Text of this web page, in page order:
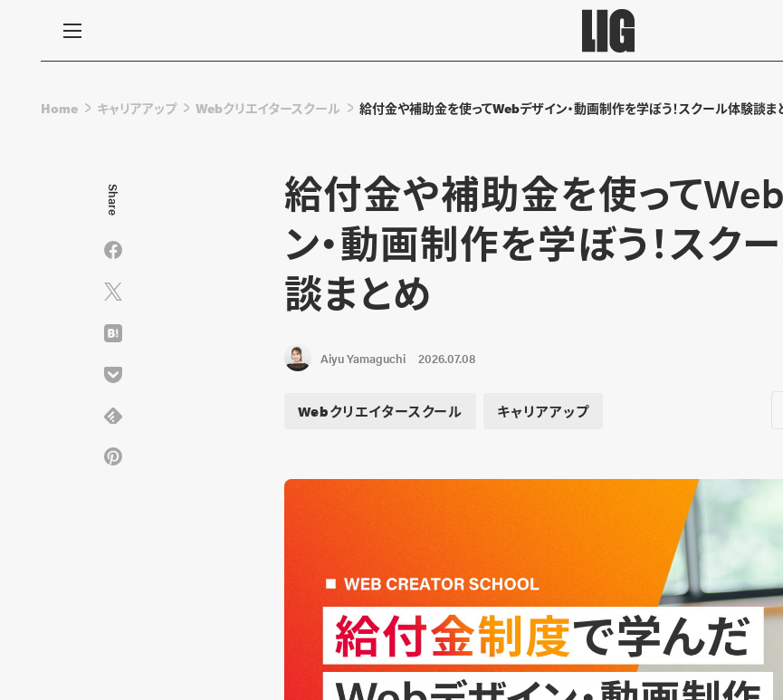
Home キャリアアップ Webクリエイタースクール 給付金や補助金を使ってWebデザイン・動画制作を学ぼう！スクール体験談ま
給付金や補助金を使って
ン・動画制作を学ぼう！スク
談まとめ
Aiyu Yamaguchi 2026.07.08
Webクリエイタースクール キャリアアップ
Share